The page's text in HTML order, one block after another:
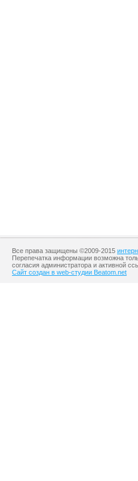
Все права защищены ©2009-2015
Перепечатка информации возможна
согласия администратора и активной
Сайт создан в web-студии Beatom.net